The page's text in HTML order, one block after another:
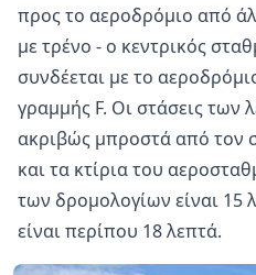
προς το αεροδρόμιο από
με τρένο - ο κεντρικός
συνδέεται με το
γραμμής F. Οι στάσεις των
ακριβώς μπροστά από τον
και τα κτίρια του
των δρομολογίων είναι 15
είναι περίπου 18 λεπτά.